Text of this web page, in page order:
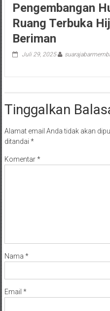
Pengembangan
Ruang Terbuka
Beriman
Juli 29, 2025
Tinggalkan
Alamat email Anda tidak akan
ditandai *
Komentar*
Nama *
Email *